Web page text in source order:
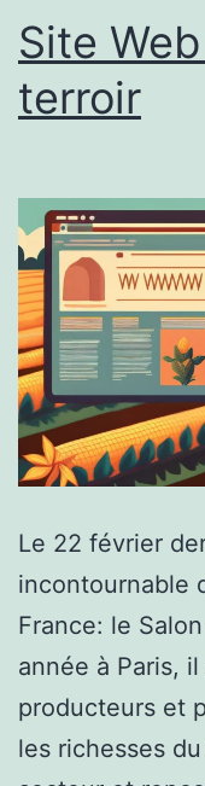
Site
terroir
Le 22 février
incontournable
France: le
année à Paris,
producteurs et
les richesses